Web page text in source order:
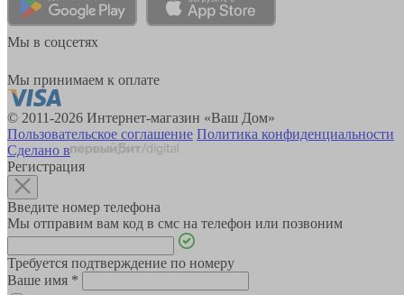
Мы в соцсетях
Мы принимаем к оплате
© 2011-2026 Интернет-магазин «Ваш Дом»
Пользовательское соглашение Политика конфиденциальности
Сделано в
Регистрация
Введите номер телефона
Мы отправим вам код в смс на телефон или позвоним
Требуется подтверждение по номеру
Ваше имя *